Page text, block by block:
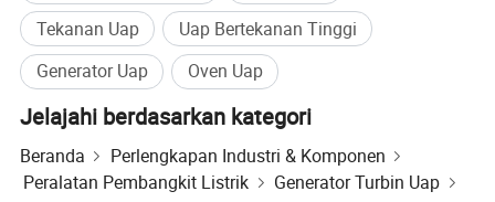
Tekanan Uap
Uap Bertekanan Tinggi
Generator Uap
Oven Uap
Jelajahi berdasarkan kategori
Beranda
Perlengkapan Industri & Komponen
Peralatan Pembangkit Listrik
Generator Turbin Uap